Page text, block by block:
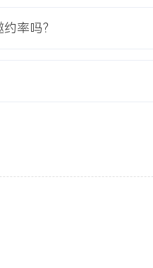
模块的业务逻辑设计，定义数据
通设备数据接口，主导测试诊
有技术知识库内容进行结构化重
送解决方案；协调第三方AR服
。
提升至XXX%，显著降低资深
率吗？